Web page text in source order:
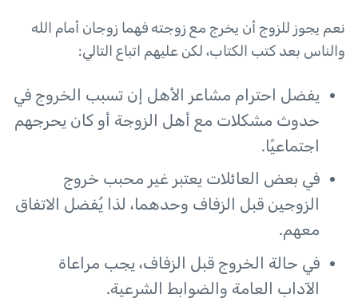
نعم يجوز للزوج أن يخرج مع زوجته فهما زوجان أمام الله
والناس بعد كتب الكتاب، لكن عليهم اتباع التالي:
يفضل احترام مشاعر الأهل إن تسبب الخروج في
حدوث مشكلات مع أهل الزوجة أو كان يحرجهم
اجتماعيًا.
في بعض العائلات يعتبر غير محبب خروج
الزوجين قبل الزفاف وحدهما، لذا يُفضل الاتفاق
معهم.
في حالة الخروج قبل الزفاف، يجب مراعاة
الآداب العامة والضوابط الشرعية.